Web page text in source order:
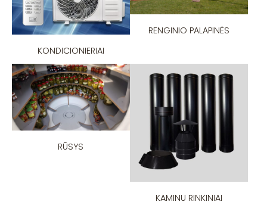
KONDICIONIERIAI
RENGINIO PALAPINĖS
RŪSYS
KAMINU RINKINIAI